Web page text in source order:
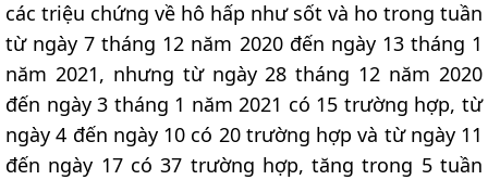
các triệu chứng về hô hấp như sốt và ho trong tuần
từ ngày 7 tháng 12 năm 2020 đến ngày 13 tháng 1
năm 2021, nhưng từ ngày 28 tháng 12 năm 2020
đến ngày 3 tháng 1 năm 2021 có 15 trường hợp, từ
ngày 4 đến ngày 10 có 20 trường hợp và từ ngày 11
đến ngày 17 có 37 trường hợp, tăng trong 5 tuần